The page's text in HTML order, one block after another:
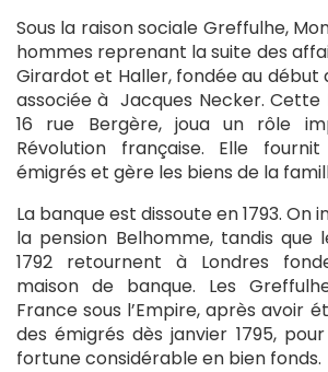
Sous la raison sociale Greffulhe,
hommes reprenant la suite des
Girardot et Haller, fondée au début
associée à Jacques Necker. Cette
16 rue Bergère, joua un rôle
Révolution française. Elle
émigrés et gère les biens de la
La banque est dissoute en 1793. On
la pension Belhomme, tandis que
1792 retournent à Londres
maison de banque. Les
France sous l’Empire, après avoir
des émigrés dès janvier 1795, pour
fortune considérable en bien fonds.